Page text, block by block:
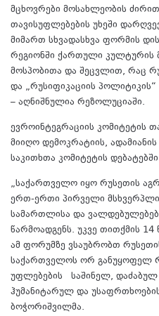
მცხოვრები მოსახლეობის
თავისუფლებების უხეში
მიმართ სხვადასხვა ფორმის
რეგიონში ქართული კულტურის
მოსპობითა და შეცვლით, რაც
და „რუსიფიკაციის
– აღნიშნულია რეზოლუციაში.
ევროინტეგრაციის კომიტეტის
მიიღო დემოკრატიის,
საკითხთა კომიტეტის
„საქართველო იყო რუსეთის
ერთ-ერთი პირველი
სამართლისა და
წარმოადგენს. უკვე თითქმის
ამ ფორუმზე ვსაუბრობთ
საქართველოს ორ განუყოფელ
უფლებების საშინელ,
ჰუმანიტარულ და
ბოჭორიშვილმა.